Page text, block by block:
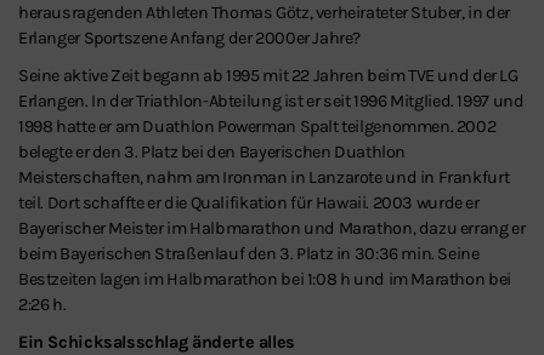
herausragenden Athleten Thomas Götz, verheirateter Stuber, in der
Erlanger Sportszene Anfang der 2000er Jahre?
Seine aktive Zeit begann ab 1995 mit 22 Jahren beim TVE und der LG
Erlangen. In der Triathlon-Abteilung ist er seit 1996 Mitglied. 1997 und
1998 hatte er am Duathlon Powerman Spalt teilgenommen. 2002
belegte er den 3. Platz bei den Bayerischen Duathlon
Meisterschaften, nahm am Ironman in Lanzarote und in Frankfurt
teil. Dort schaffte er die Qualifikation für Hawaii. 2003 wurde er
Bayerischer Meister im Halbmarathon und Marathon, dazu errang er
beim Bayerischen Straßenlauf den 3. Platz in 30:36 min. Seine
Bestzeiten lagen im Halbmarathon bei 1:08 h und im Marathon bei
2:26 h.
Ein Schicksalsschlag änderte alles